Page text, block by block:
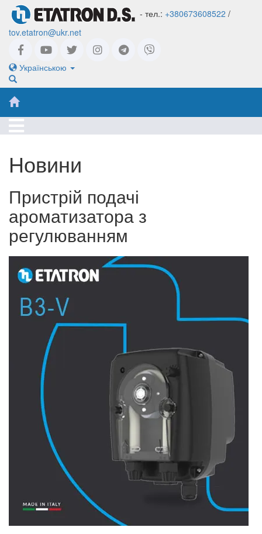
- тел.: +380673608522 /
tov.etatron@ukr.net
Українською
Новини
Пристрій подачі
ароматизатора з
регулюванням